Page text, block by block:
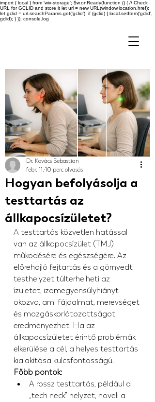
import { local } from 'wix-storage'; $w.onReady(function () { // Check
URL for GCLID and store it let url = new URL(window.location.href);
let gclid = url.searchParams.get('gclid'); if (gclid) { local.setItem('gclid',
gclid); } }); console.log
Hogyan befolyásolja a
testtartás az
állkapocsízületet?
Dr. Kovács Sebastian
febr. 11. 10 perc olvasás
A testtartás közvetlen hatással
van az állkapocsízület (TMJ)
működésére és egészségére. Az
előrehajló fejtartás és a görnyedt
testhelyzet túlterhelheti az
ízületet, izomegyensúlyhiányt
okozva, ami fájdalmat, merevséget
és mozgáskorlátozottságot
eredményezhet. Ha az
állkapocsízületet érintő problémák
elkerülése a cél, a helyes testtartás
kialakítása kulcsfontosságú.
Főbb pontok:
A rossz testtartás, például a
„tech neck” helyzet, növeli a